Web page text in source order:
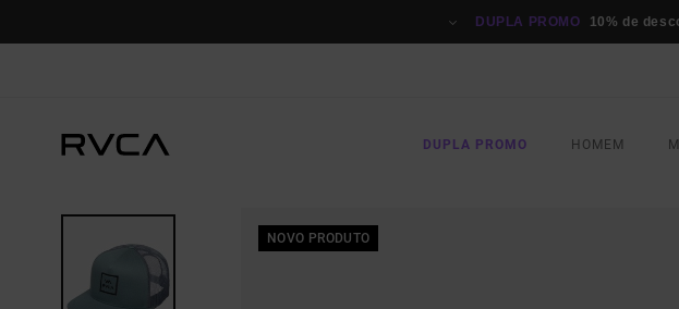
DUPLA PROMO 10% de
DUPLA PROMO HOMEM
NOVO PRODUTO